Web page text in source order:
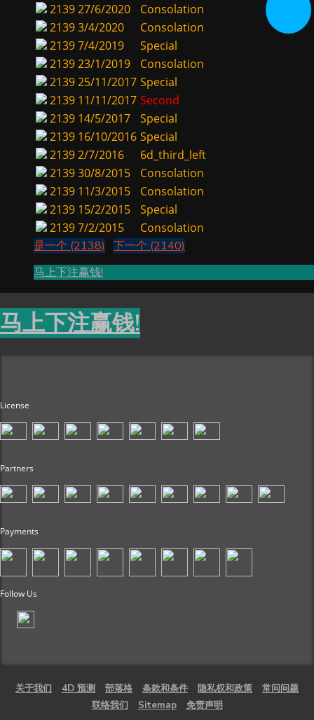
213927/6/2020
Consolation
21393/4/2020
Consolation
21397/4/2019
Special
213923/1/2019
Consolation
213925/11/2017 Special
2139 11/11/2017 Second
2139 14/5/2017
Special
2139 16/10/2016 Special
21392/7/2016
6d_third_left
213930/8/2015
Consolation
2139 11/3/2015
Consolation
2139 15/2/2015
Special
21397/2/2015
Consolation
是一个 (2138)
下一个 (2140)
马上下注赢钱!
马上下注赢钱!
License
Partners
Payments
Follow Us
关于我们 4D 预测 部落格 条款和条件 隐私权和政策
常问问题
联络我们
Sitemap 免责声明